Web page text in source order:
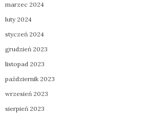
marzec 2024
luty 2024
styczeń 2024
grudzień 2023
listopad 2023
październik 2023
wrzesień 2023
sierpień 2023